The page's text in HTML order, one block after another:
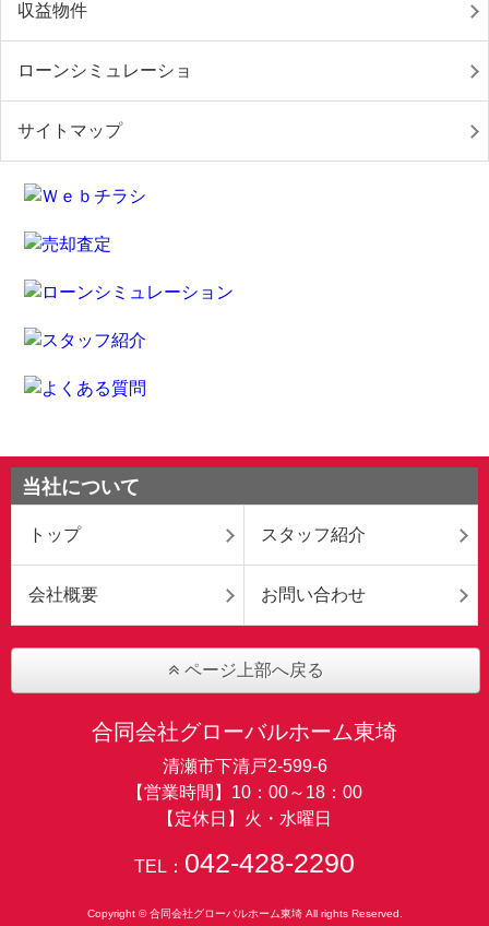
収益物件
ローンシミュレーショ
サイトマップ
当社について
トップ スタッフ紹介
会社概要 お問い合わせ
ページ上部へ戻る
合同会社グローバルホーム東埼
清瀬市下清戸2-599-6
【営業時間】10：00～18：00
【定休日】火・水曜日
TEL： 042-428-2290
Copyright © 合同会社グローバルホーム東埼 All rights Reserved.